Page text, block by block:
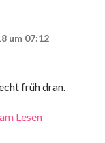
um 07:12
früh dran.
Lesen